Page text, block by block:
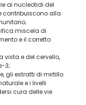
ai nucleotidi del
contribuiscono alla
miscela di
e il corretto
vista e del cervello,
3;
gli estratti di mirtillo
e i livelli
cura delle vie